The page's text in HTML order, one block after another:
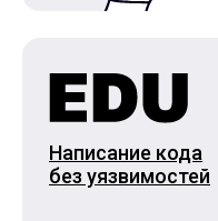
Написание кода
без уязвимостей